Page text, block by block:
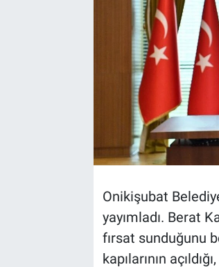
Onikişubat
yayımladı. Berat
fırsat sunduğunu
kapılarının
HABERDE İNSAN